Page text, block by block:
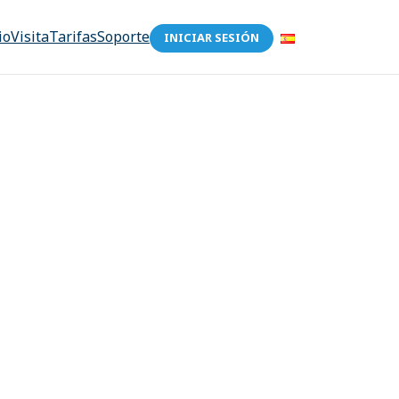
VisitaTarifasSoporte INICIAR SESIÓN